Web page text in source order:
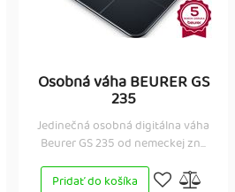
Osobná váha BEURER GS
235
Jedinečná osobná digitálna váha
Beurer GS 235 od nemeckej zn...
Pridať do košíka